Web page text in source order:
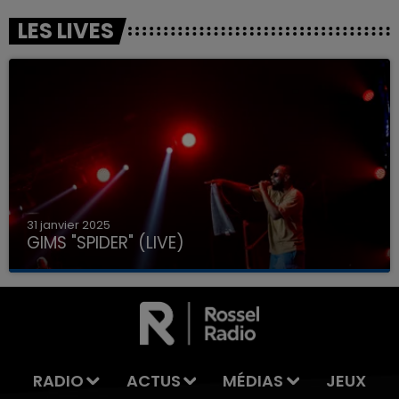
LES LIVES
31 janvier 2025
GIMS "SPIDER" (LIVE)
RADIO ACTUS MÉDIAS JEUX